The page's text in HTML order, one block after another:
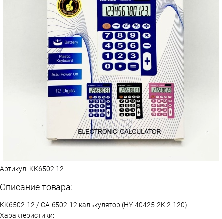
Артикул: KK6502-12
Описание товара:
KK6502-12 / CA-6502-12 калькулятор (HY-40425-2K-2-120)
Характеристики: